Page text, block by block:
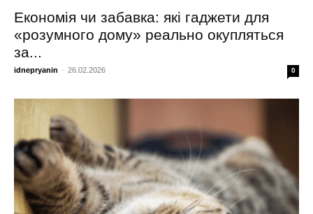
Економія чи забавка: які гаджети для
«розумного дому» реально окупляться
за...
idnepryanin - 26.02.2026 0